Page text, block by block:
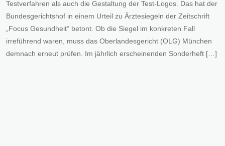
Testverfahren als auch die Gestaltung der Test-Logos. Das hat der
Bundesgerichtshof in einem Urteil zu Ärztesiegeln der Zeitschrift
„Focus Gesundheit“ betont. Ob die Siegel im konkreten Fall
irreführend waren, muss das Oberlandesgericht (OLG) München
demnach erneut prüfen. Im jährlich erscheinenden Sonderheft […]